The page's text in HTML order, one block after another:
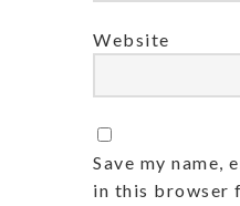
Website
Save my name,
in this browser